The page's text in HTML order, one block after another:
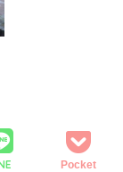
Pocket